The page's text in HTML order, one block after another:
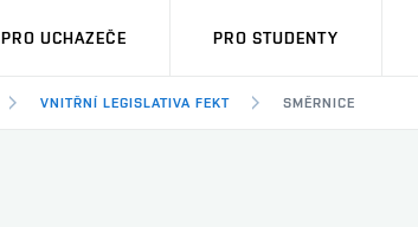
PRO UCHAZEČE PRO STUDENTY
VNITŘNÍ LEGISLATIVA FEKT SMĚRNICE